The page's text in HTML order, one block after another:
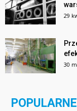
29
30